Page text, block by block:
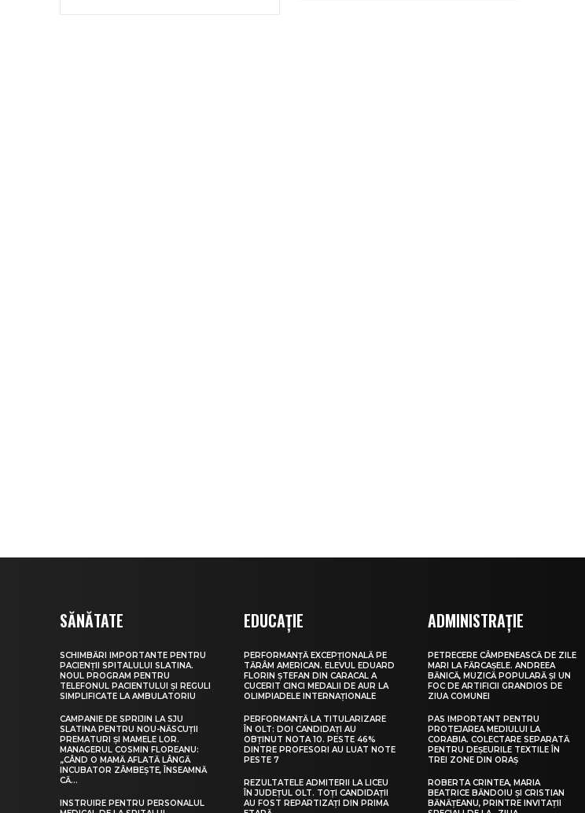
SĂNĂTATE
SCHIMBĂRI IMPORTANTE PENTRU
PACIENȚII SPITALULUI SLATINA.
NOUL PROGRAM PENTRU
TELEFONUL PACIENTULUI ȘI REGULI
SIMPLIFICATE LA AMBULATORIU
CAMPANIE DE SPRIJIN LA SJU
SLATINA PENTRU NOU-NĂSCUȚII
PREMATURI ȘI MAMELE LOR.
MANAGERUL COSMIN FLOREANU:
„CÂND O MAMĂ AFLATĂ LÂNGĂ
INCUBATOR ZÂMBEȘTE, ÎNSEAMNĂ
CĂ...
INSTRUIRE PENTRU PERSONALUL
EDUCAȚIE
PERFORMANȚĂ EXCEPȚIONALĂ PE
TĂRÂM AMERICAN. ELEVUL EDUARD
FLORIN ȘTEFAN DIN CARACAL A
CUCERIT CINCI MEDALII DE AUR LA
OLIMPIADELE INTERNAȚIONALE
PERFORMANȚĂ LA TITULARIZARE
ÎN OLT: DOI CANDIDAȚI AU
OBȚINUT NOTA 10. PESTE 46%
DINTRE PROFESORI AU LUAT NOTE
PESTE 7
REZULTATELE ADMITERII LA LICEU
ÎN JUDEȚUL OLT. TOȚI CANDIDAȚII
AU FOST REPARTIZAȚI DIN PRIMA
ADMINISTRAȚIE
PETRECERE CÂMPENEASCĂ DE ZILE
MARI LA FĂRCAȘELE. ANDREEA
BĂNICĂ, MUZICĂ POPULARĂ ȘI UN
FOC DE ARTIFICII GRANDIOS DE
ZIUA COMUNEI
PAS IMPORTANT PENTRU
PROTEJAREA MEDIULUI LA
CORABIA. COLECTARE SEPARATĂ
PENTRU DEȘEURILE TEXTILE ÎN
TREI ZONE DIN ORAȘ
ROBERTA CRINTEA, MARIA
BEATRICE BĂNDOIU ȘI CRISTIAN
BĂNĂȚEANU, PRINTRE INVITAȚII